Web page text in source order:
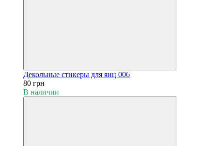
Декольные стикеры для яиц 006
80 грн
В наличии